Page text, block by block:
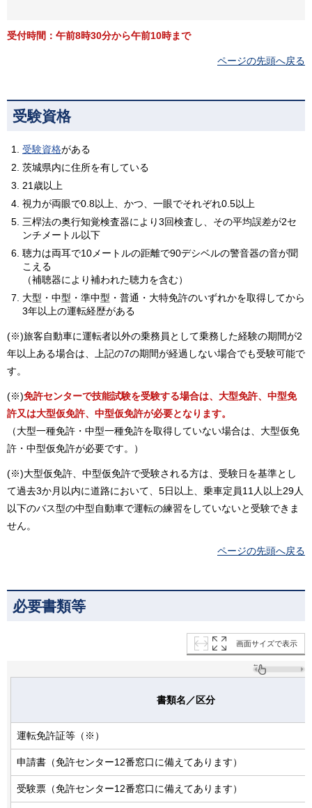
受付時間：午前8時30分から午前10時まで
ページの先頭へ戻る
受験資格
受験資格がある
茨城県内に住所を有している
21歳以上
視力が両眼で0.8以上、かつ、一眼でそれぞれ0.5以上
三桿法の奥行知覚検査器により3回検査し、その平均誤差が2セ
ンチメートル以下
聴力は両耳で10メートルの距離で90デシベルの警音器の音が聞
こえる
（補聴器により補われた聴力を含む）
大型・中型・準中型・普通・大特免許のいずれかを取得してから
3年以上の運転経歴がある
(※)旅客自動車に運転者以外の乗務員として乗務した経験の期間が2
年以上ある場合は、上記の7の期間が経過しない場合でも受験可能で
す。
(※)免許センターで技能試験を受験する場合は、大型免許、中型免
許又は大型仮免許、中型仮免許が必要となります。
（大型一種免許・中型一種免許を取得していない場合は、大型仮免
許・中型仮免許が必要です。）
(※)大型仮免許、中型仮免許で受験される方は、受験日を基準とし
て過去3か月以内に道路において、5日以上、乗車定員11人以上29人
以下のバス型の中型自動車で運転の練習をしていないと受験できま
せん。
ページの先頭へ戻る
必要書類等
画面サイズで表示
書類名／区分
運転免許証等（※）
申請書（免許センター12番窓口に備えてあります）
受験票（免許センター12番窓口に備えてあります）